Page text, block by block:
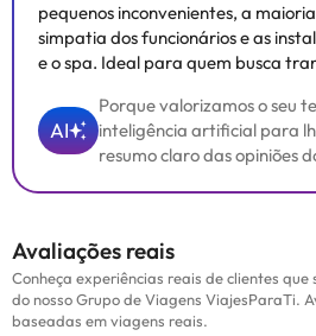
pequenos inconvenientes, a
simpatia dos funcionários e as
e o spa. Ideal para quem busca
AI
Porque valorizamos o seu
inteligência artificial para
resumo claro das opiniões
Avaliações reais
Conheça experiências reais de clientes
do nosso Grupo de Viagens ViajesParaTi.
baseadas em viagens reais.